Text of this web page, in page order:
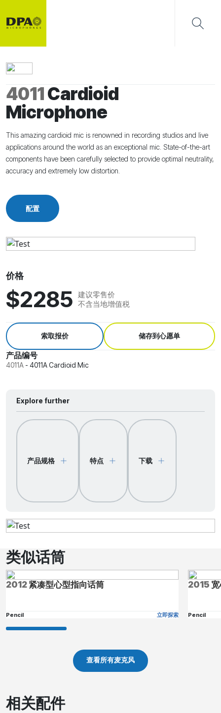
4011Cardioid
Microphone
This amazing cardioid mic is renowned in recording studios and live
applications around the world as an exceptional mic. State-of-the-art
components have been carefully selected to provide optimal neutrality,
accuracy and extremely low distortion.
配置
价格
$2285 建议零售价
不含当地增值税
索取报价 储存到心愿单
产品编号
4011A - 4011A Cardioid Mic
Explore further
产品规格 特点 下载
类似话筒
2012紧凑型心型指向话筒
Pencil 立即探索
2015
Pencil
查看所有麦克风
相关配件